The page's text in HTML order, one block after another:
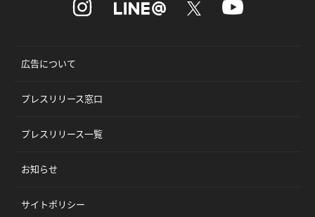
広告について
プレスリリース窓口
プレスリリース一覧
お知らせ
サイトポリシー